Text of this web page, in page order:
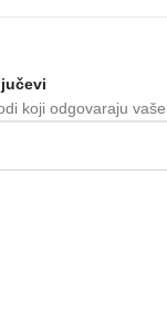
koji odgovaraju